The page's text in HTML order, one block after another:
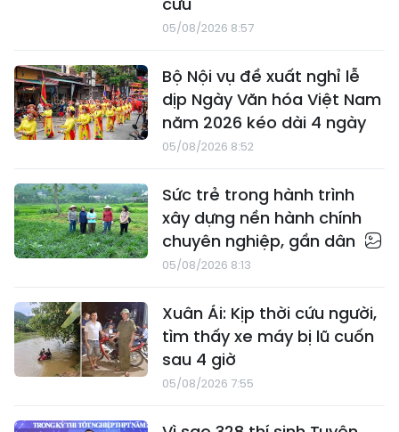
05/08/2026 8:57
Bộ Nội vụ đề xuất nghỉ lễ
dịp Ngày Văn hóa Việt Nam
năm 2026 kéo dài 4 ngày
05/08/2026 8:52
Sức trẻ trong hành trình
xây dựng nền hành chính
chuyên nghiệp, gần dân
05/08/2026 8:13
Xuân Ái: Kịp thời cứu người,
tìm thấy xe máy bị lũ cuốn
sau 4 giờ
05/08/2026 7:55